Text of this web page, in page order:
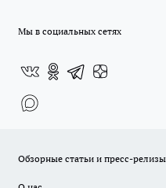
Мы в социальных сетях
Обзорные статьи и пресс-релизы